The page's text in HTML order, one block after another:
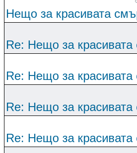
Нещо за красивата
Re: Нещо за красивата
Re: Нещо за красивата
Re: Нещо за красивата
Re: Нещо за красивата